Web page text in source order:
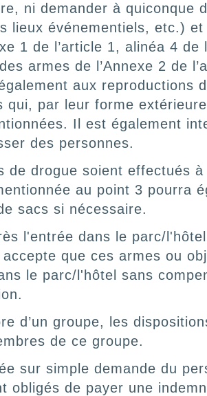
ni demander à quiconque
lieux événementiels, etc.)
1 de l’article 1, alinéa 4
armes de l’Annexe 2 de
aux reproductions
qui, par leur forme
Il est également
des personnes.
drogue soient effectués
au point 3 pourra
sacs si nécessaire.
l'entrée dans le parc/
que ces armes ou
le parc/l'hôtel sans
d’un groupe, les
de ce groupe.
sur simple demande du
obligés de payer une